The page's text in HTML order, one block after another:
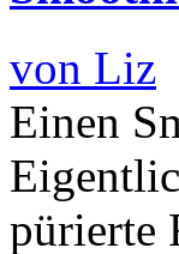
von Liz
Einen
pürierte